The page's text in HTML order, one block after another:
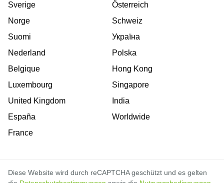
Sverige
Norge
Suomi
Nederland
Belgique
Luxembourg
United Kingdom
España
France
Österreich
Schweiz
Україна
Polska
Hong Kong
Singapore
India
Worldwide
Diese Website wird durch reCAPTCHA geschützt und es gelten